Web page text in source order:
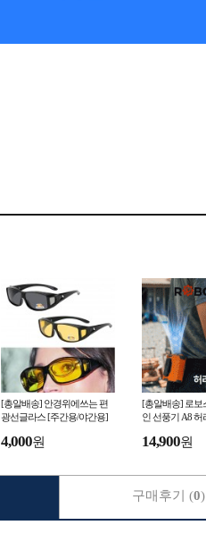
[총알배송] 안경위에쓰는 편
광선글라스 [주간용/야간용]
글라스 선글라스
4,000원
[총알배송] 로보
인 선풍기 A8 허
DC 3600mAH 충
14,900원
구매후기 (0)